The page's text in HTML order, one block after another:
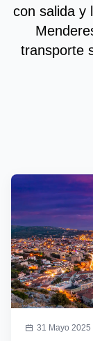
con salida y
transporte
31 Mayo 2025